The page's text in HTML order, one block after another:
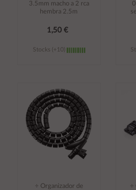
3.5mm macho a 2 rca
hembra 2.5m
1,50 €
Stocks (+10)
carrito
÷ Organizador de
÷